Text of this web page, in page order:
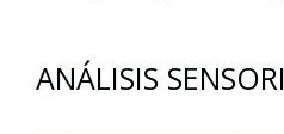
ANÁLISIS